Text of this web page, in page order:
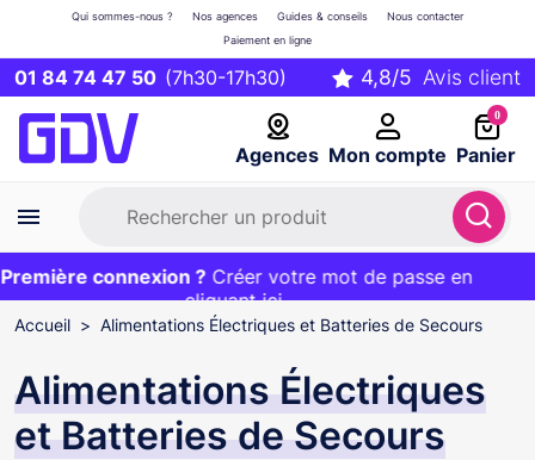
01 84 74 47 50 (7h30-17h30)
Agences Mon compte
Qui sommes-nous ? Nos agences Guides & conseils
Nous contacter
Paiement en ligne
0
Panier
Première commande ?20€ OFFERT sur votre panier
et livraison 24/48h gratuite avec le codeBIENVENUE
connexion ?Créer votre mot de passe en
cliquant ici
EXCLU WEB :
Accueil Alimentations Électriques et Batteries de Secours
Alimentations Électriques
et Batteries de Secours